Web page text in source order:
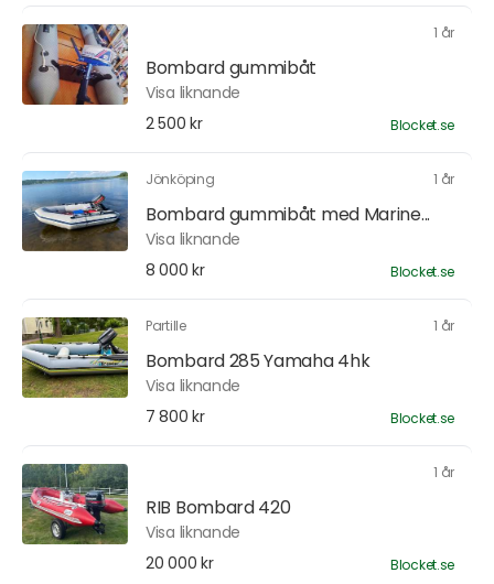
1 år
Bombard gummibåt
Visa liknande
2 500 kr
Blocket.se
Jönköping 1 år
Bombard gummibåt med Marine...
Visa liknande
8 000 kr
Blocket.se
Partille 1 år
Bombard 285 Yamaha 4hk
Visa liknande
7 800 kr
Blocket.se
1 år
RIB Bombard 420
Visa liknande
20 000 kr
Blocket.se